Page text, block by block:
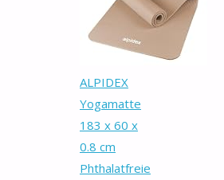
ALPIDEX
Yogamatte
183 x 60 x
0.8 cm
Phthalatfreie